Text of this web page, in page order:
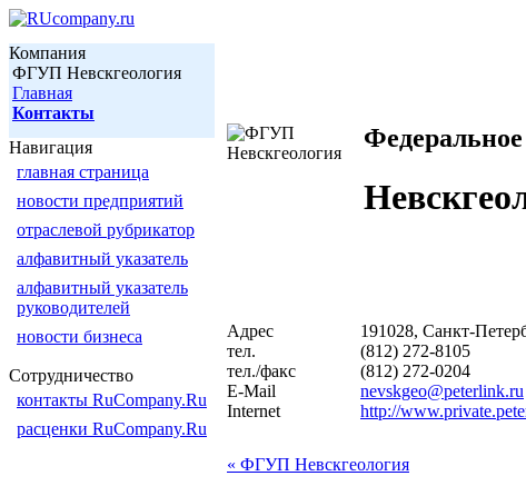
Компания
ФГУП Невскгеология
Главная
Контакты
Навигация
главная страница
новости предприятий
отраслевой рубрикатор
алфавитный указатель
алфавитный указатель
руководителей
новости бизнеса
Сотрудничество
контакты RuCompany.Ru
расценки RuCompany.Ru
Адрес
191028, Санкт-
тел.
(812) 272-8105
тел./факс
(812) 272-0204
E-Mail
nevskgeo@peterlink.ru
Internet
http://
« ФГУП Невскгеология